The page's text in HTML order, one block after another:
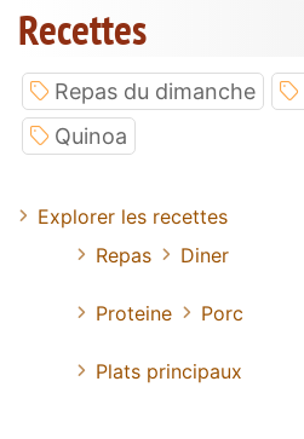
Recettes
Repas du dimanche
Quinoa
Explorer les recettes
Repas
Diner
Proteine Porc
Plats principaux